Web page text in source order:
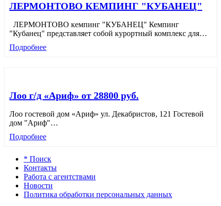
ЛЕРМОНТОВО КЕМПИНГ "КУБАНЕЦ"
ЛЕРМОНТОВО кемпинг "КУБАНЕЦ" Кемпинг
"Кубанец" представляет собой курортный комплекс для…
Подробнее
Лоо г/д «Ариф» от 28800 руб.
Лоо гостевой дом «Ариф» ул. Декабристов, 121 Гостевой
дом "Ариф"…
Подробнее
* Поиск
Контакты
Работа с агентствами
Новости
Политика обработки персональных данных